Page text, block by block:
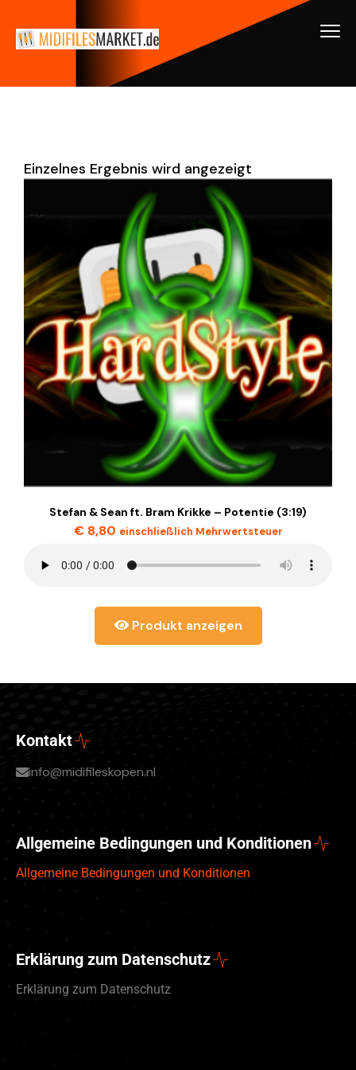
Einzelnes Ergebnis wird angezeigt
Stefan & Sean ft. Bram Krikke – Potentie (3:19)
€8,80 einschließlich Mehrwertsteuer
Produkt anzeigen
Kontakt
info@midifileskopen.nl
Allgemeine Bedingungen und Konditionen
Allgemeine Bedingungen und Konditionen
Erklärung zum Datenschutz
Erklärung zum Datenschutz